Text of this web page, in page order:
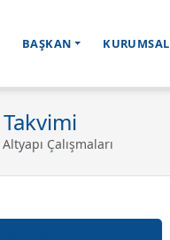
BAŞKAN KURUMSAL
Çalışmaları